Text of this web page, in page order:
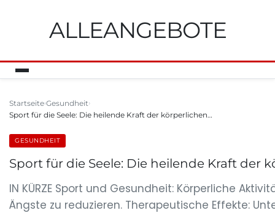
ALLEANGEBOTE
Startseite Gesundheit
Sport für die Seele: Die heilende Kraft der körperlichen…
GESUNDHEIT
Sport für die Seele: Die heilende Kraft der
IN KÜRZE Sport und Gesundheit: Körperliche
Ängste zu reduzieren. Therapeutische Effekte: